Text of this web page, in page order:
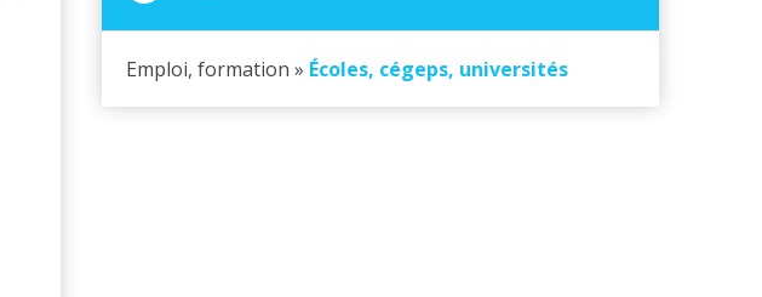
Emploi, formation » Écoles, cégeps, universités